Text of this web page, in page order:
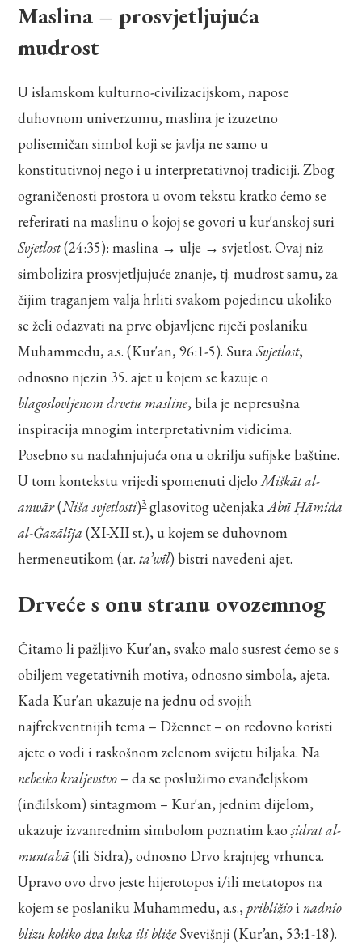
Maslina – prosvjetljujuća
mudrost
U islamskom kulturno-civilizacijskom, napose
duhovnom univerzumu, maslina je izuzetno
polisemičan simbol koji se javlja ne samo u
konstitutivnoj nego i u interpretativnoj tradiciji. Zbog
ograničenosti prostora u ovom tekstu kratko ćemo se
referirati na maslinu o kojoj se govori u kur'anskoj suri
Svjetlost(24:35): maslina → ulje → svjetlost. Ovaj niz
simbolizira prosvjetljujuće znanje, tj. mudrost samu, za
čijim traganjem valja hrliti svakom pojedincu ukoliko
se želi odazvati na prve objavljene riječi poslaniku
Muhammedu, a.s. (Kur'an, 96:1-5). SuraSvjetlost,
odnosno njezin 35. ajet u kojem se kazuje o
blagoslovljenom drvetu masline, bila je nepresušna
inspiracija mnogim interpretativnim vidicima.
Posebno su nadahnjujuća ona u okrilju sufijske baštine.
U tom kontekstu vrijedi spomenuti djeloMiškāt al-
anwār(Niša svjetlosti)3glasovitog učenjakaAbū Ḥāmida
al-Ġazālīja (XI-XII st.), u kojem se duhovnom
hermeneutikom (ar.ta’wīl) bistri navedeni ajet.
Drveće s onu stranu ovozemnog
Čitamo li pažljivo Kur'an, svako malo susrest ćemo se s
obiljem vegetativnih motiva, odnosno simbola, ajeta.
Kada Kur'an ukazuje na jednu od svojih
najfrekventnijih tema – Džennet – on redovno koristi
ajete o vodi i raskošnom zelenom svijetu biljaka. Na
nebesko kraljevstvo – da se poslužimo evanđeljskom
(inđilskom) sintagmom – Kur'an, jednim dijelom,
ukazuje izvanrednim simbolom poznatim kaoṣidrat al-
muntahā(ili Sidra), odnosno Drvo krajnjeg vrhunca.
Upravo ovo drvo jeste hijerotopos i/ili metatopos na
kojem se poslaniku Muhammedu, a.s., približioinadnio
blizu koliko dva luka ili bližeSvevišnji (Kur’an, 53:1-18).